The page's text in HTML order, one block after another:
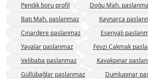
Pendik boru profil
Doğu Mah.
Batı Mah. paslanmaz
Kaynarca
Çınardere paslanmaz
Esenyalı
Yayalar paslanmaz
Fevzi Çakmak
Velibaba paslanmaz
Kavakpınar
Güllübağlar paslanmaz
Dumlupınar